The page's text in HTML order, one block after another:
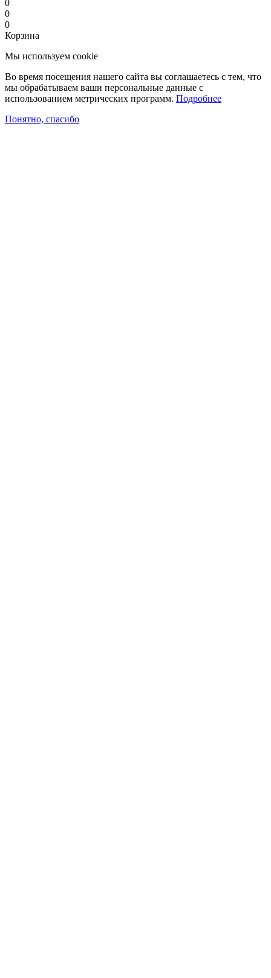
0
0
0
Корзина
Мы используем cookie
Во время посещения нашего сайта вы соглашаетесь с тем, что
мы обрабатываем ваши персональные данные с
использованием метрических программ. Подробнее
Понятно, спасибо